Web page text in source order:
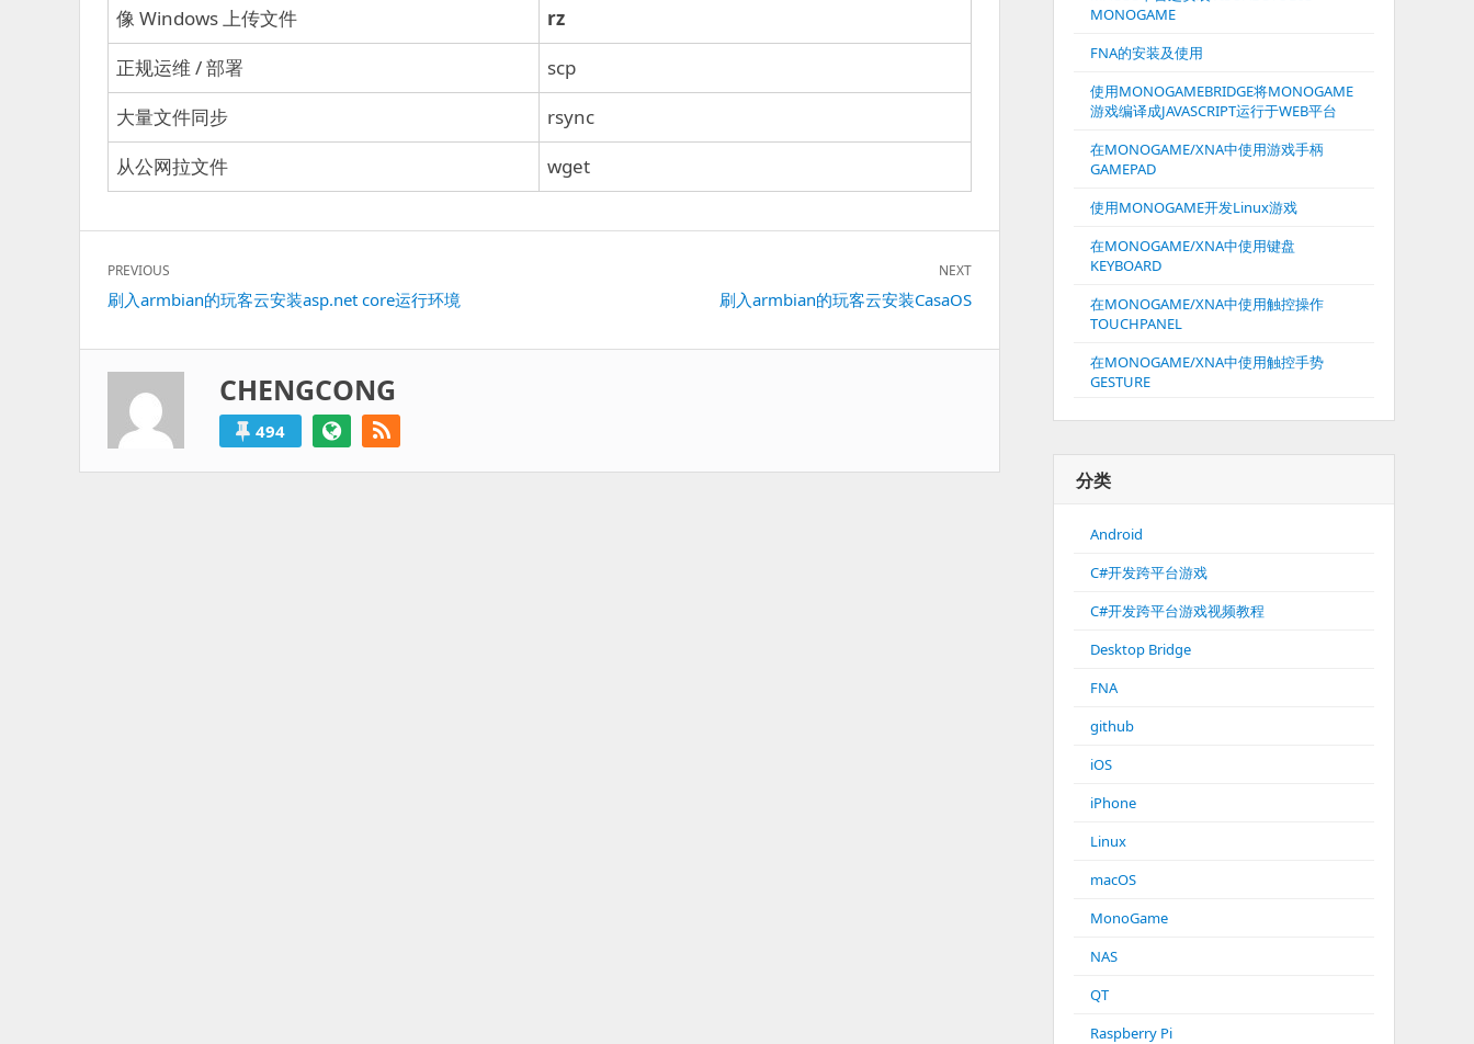
像 Windows 上传文件
rz
正规运维 / 部署
scp
大量文件同步
rsync
从公网拉文件
wget
文
章
导
航
PREVIOUS
Previous
刷入armbian的玩客云安装asp.net core运行环境
NEXT
刷入armbian的玩客云安装CasaOS
CHENGCONG
494
MONOGAME
FNA的安装及使用
使用MONOGAMEBRIDGE将MONOGAME
游戏编译成JAVASCRIPT运行于WEB平台
在MONOGAME/XNA中使用游戏手柄
GAMEPAD
使用MONOGAME开发Linux游戏
在MONOGAME/XNA中使用键盘
KEYBOARD
在MONOGAME/XNA中使用触控操作
TOUCHPANEL
在MONOGAME/XNA中使用触控手势
GESTURE
分类
Android
C#开发跨平台游戏
C#开发跨平台游戏视频教程
Desktop Bridge
FNA
github
iOS
iPhone
Linux
macOS
MonoGame
NAS
QT
Raspberry Pi